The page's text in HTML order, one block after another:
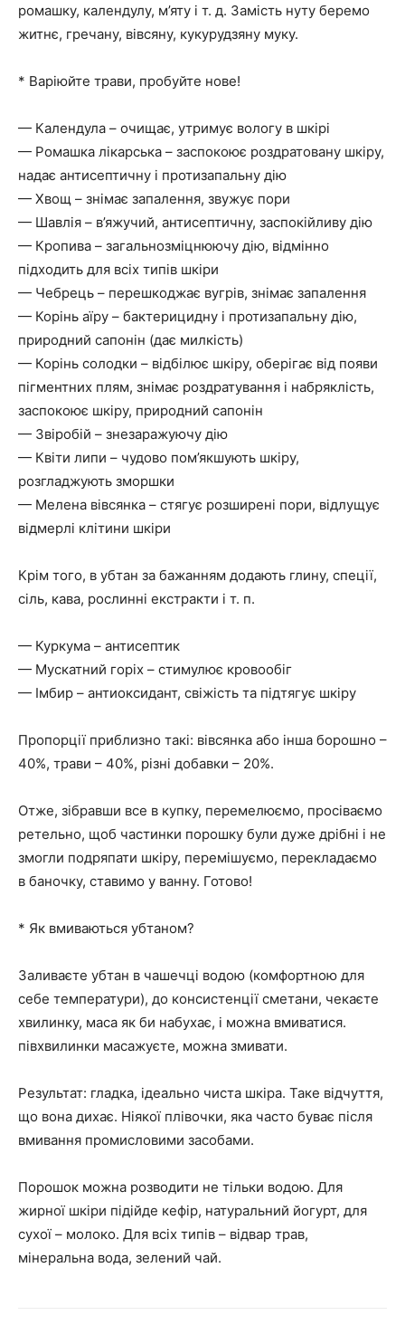
ромашку, календулу, м’яту і т. д. Замість нуту беремо
житнє, гречану, вівсяну, кукурудзяну муку.
* Варіюйте трави, пробуйте нове!
— Календула – очищає, утримує вологу в шкірі
— Ромашка лікарська – заспокоює роздратовану шкіру,
надає антисептичну і протизапальну дію
— Хвощ – знімає запалення, звужує пори
— Шавлія – в’яжучий, антисептичну, заспокійливу дію
— Кропива – загальнозміцнюючу дію, відмінно
підходить для всіх типів шкіри
— Чебрець – перешкоджає вугрів, знімає запалення
— Корінь аїру – бактерицидну і протизапальну дію,
природний сапонін (дає милкість)
— Корінь солодки – відбілює шкіру, оберігає від появи
пігментних плям, знімає роздратування і набряклість,
заспокоює шкіру, природний сапонін
— Звіробій – знезаражуючу дію
— Квіти липи – чудово пом’якшують шкіру,
розгладжують зморшки
— Мелена вівсянка – стягує розширені пори, відлущує
відмерлі клітини шкіри
Крім того, в убтан за бажанням додають глину, спеції,
сіль, кава, рослинні екстракти і т. п.
— Куркума – антисептик
— Мускатний горіх – стимулює кровообіг
— Імбир – антиоксидант, свіжість та підтягує шкіру
Пропорції приблизно такі: вівсянка або інша борошно –
40%, трави – 40%, різні добавки – 20%.
Отже, зібравши все в купку, перемелюємо, просіваємо
ретельно, щоб частинки порошку були дуже дрібні і не
змогли подряпати шкіру, перемішуємо, перекладаємо
в баночку, ставимо у ванну. Готово!
* Як вмиваються убтаном?
Заливаєте убтан в чашечці водою (комфортною для
себе температури), до консистенції сметани, чекаєте
хвилинку, маса як би набухає, і можна вмиватися.
півхвилинки масажуєте, можна змивати.
Результат: гладка, ідеально чиста шкіра. Таке відчуття,
що вона дихає. Ніякої плівочки, яка часто буває після
вмивання промисловими засобами.
Порошок можна розводити не тільки водою. Для
жирної шкіри підійде кефір, натуральний йогурт, для
сухої – молоко. Для всіх типів – відвар трав,
мінеральна вода, зелений чай.